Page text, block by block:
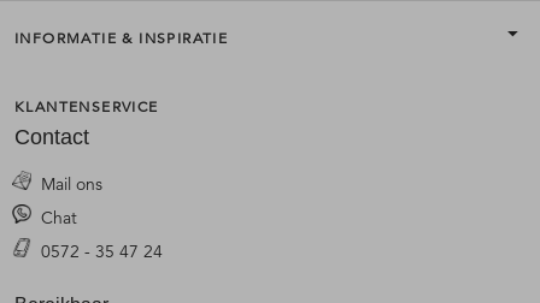
INFORMATIE & INSPIRATIE
KLANTENSERVICE
Contact
Mail ons
Chat
0572 - 35 47 24